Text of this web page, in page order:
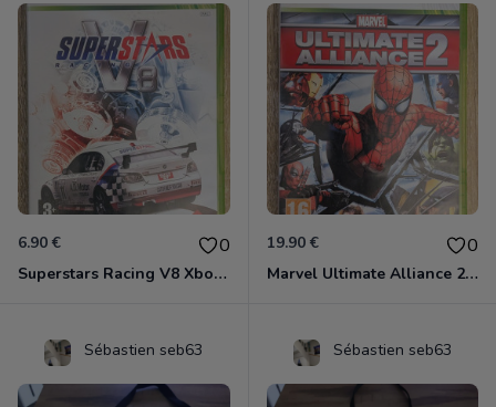
6.90 € 0
Superstars Racing V8 Xbox 360
19.90 € 0
Marvel Ultimate Alliance 2 Xbox 360
Sébastien seb63 Sébastien seb63